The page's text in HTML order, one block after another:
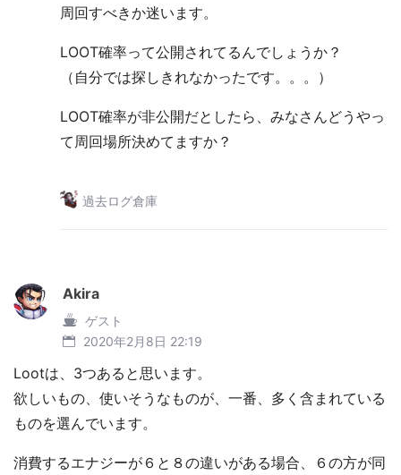
周回すべきか迷います。
LOOT確率って公開されてるんでしょうか？
（自分では探しきれなかったです。。。）
LOOT確率が非公開だとしたら、みなさんどうやっ
て周回場所決めてますか？
過去ログ倉庫
Akira
ゲスト
2020年2月8日 22:19
Lootは、3つあると思います。
欲しいもの、使いそうなものが、一番、多く含まれている
ものを選んでいます。
消費するエナジーが６と８の違いがある場合、６の方が同